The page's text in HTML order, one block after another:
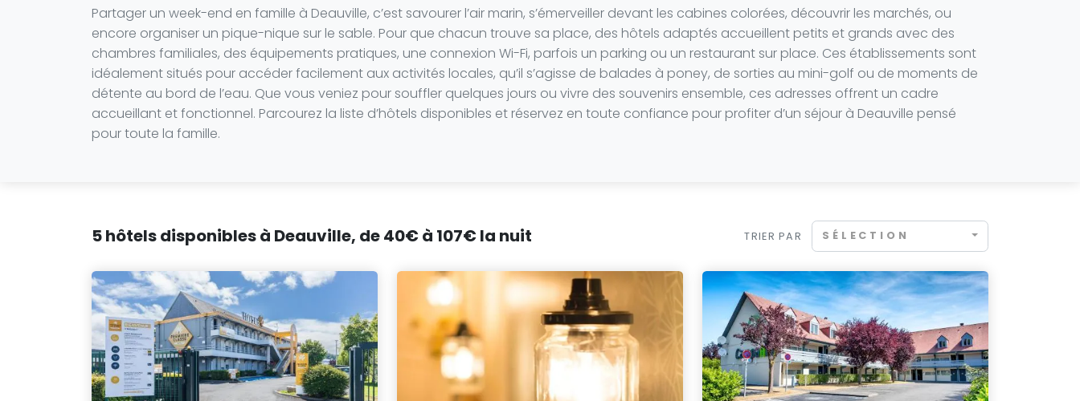
Partager un week-end en famille à Deauville, c’est savourer l’air marin, s’émerveiller devant les cabines colorées, découvrir les marchés, ou
encore organiser un pique-nique sur le sable. Pour que chacun trouve sa place, des hôtels adaptés accueillent petits et grands avec des
chambres familiales, des équipements pratiques, une connexion Wi-Fi, parfois un parking ou un restaurant sur place. Ces établissements sont
idéalement situés pour accéder facilement aux activités locales, qu’il s’agisse de balades à poney, de sorties au mini-golf ou de moments de
détente au bord de l’eau. Que vous veniez pour souffler quelques jours ou vivre des souvenirs ensemble, ces adresses offrent un cadre
accueillant et fonctionnel. Parcourez la liste d’hôtels disponibles et réservez en toute confiance pour profiter d’un séjour à Deauville pensé
pour toute la famille.
5 hôtels disponibles à Deauville, de 40€ à 107€ la nuit TRIER PAR SÉLECTION